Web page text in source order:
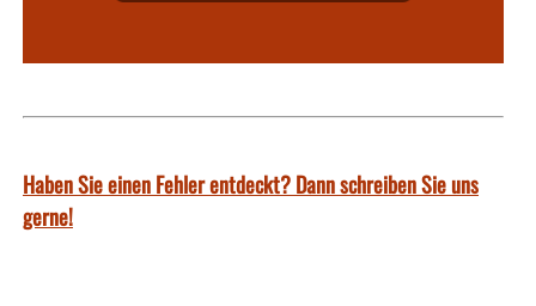
Haben Sie einen Fehler entdeckt? Dann schreiben Sie uns
gerne!